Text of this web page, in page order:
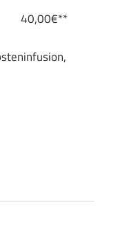
40,00€**